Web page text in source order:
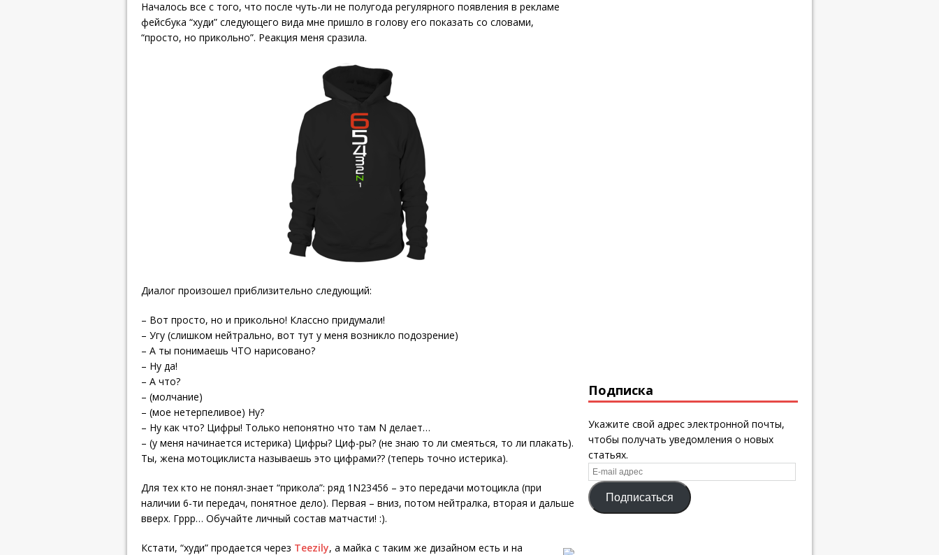
Началось все с того, что после чуть-ли не полугода регулярного появления в рекламе
фейсбука “худи” следующего вида мне пришло в голову его показать со словами,
“просто, но прикольно”. Реакция меня сразила.
Диалог произошел приблизительно следующий:
– Вот просто, но и прикольно! Классно придумали!
– Угу (слишком нейтрально, вот тут у меня возникло подозрение)
– А ты понимаешь ЧТО нарисовано?
– Ну да!
– А что?
– (молчание)
– (мое нетерпеливое) Ну?
– Ну как что? Цифры! Только непонятно что там N делает…
– (у меня начинается истерика) Цифры? Циф-ры? (не знаю то ли смеяться, то ли плакать).
Ты, жена мотоциклиста называешь это цифрами?? (теперь точно истерика).
Для тех кто не понял-знает “прикола”: ряд 1N23456 – это передачи мотоцикла (при
наличии 6-ти передач, понятное дело). Первая – вниз, потом нейтралка, вторая и дальше
вверх. Гррр… Обучайте личный состав матчасти! :).
Кстати, “худи” продается через Teezily, а майка с таким же дизайном есть и на
Подписка
Укажите свой адрес электронной почты,
чтобы получать уведомления о новых
статьях.
E-
mail
адресПодписаться